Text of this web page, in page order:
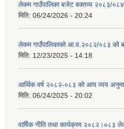
लेकम गाउँपालिका बजेट बक्तव्य २०८३/०८४
मिति: 06/24/2026 - 20:24
लेकम गाउँपालिकाको आ.व.२०८२/०८३ को
मिति: 12/23/2025 - 14:18
आर्थिक वर्ष २०८२-०८३ को आय व्यय
मिति: 06/24/2025 - 20:02
वार्षिक नीति तथा कार्यक्रम २०८२।०८३